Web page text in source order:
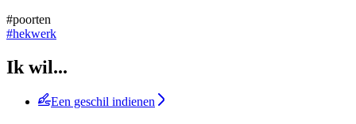
#poorten
#hekwerk
Ik wil...
Een geschil indienen